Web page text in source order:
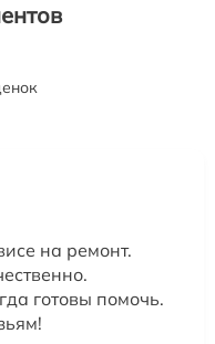
на ремонт.
готовы помочь.